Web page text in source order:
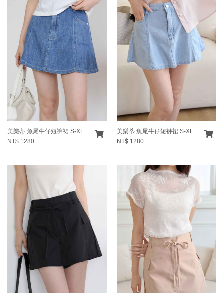
美樂蒂 魚尾牛仔短褲裙 S-XL
NT$.1280
美樂蒂 魚尾牛仔短褲裙 S-XL
NT$.1280